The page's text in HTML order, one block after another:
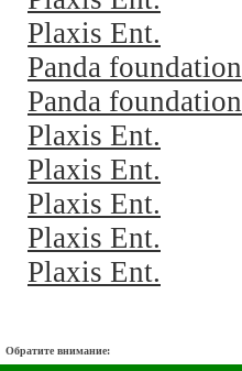
Plaxis Ent.
Panda foundation
Panda foundation
Plaxis Ent.
Plaxis Ent.
Plaxis Ent.
Plaxis Ent.
Plaxis Ent.
Обратите внимание: